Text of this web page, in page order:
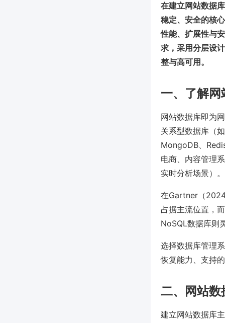
在建立网站数据
稳定、安全的核
性能、扩展性与
求，采用分层设
整与高可用。
一、了解
网站数据库即为
关系型数据库（
MongoDB、
电商、内容管理
实时分析场景）。
在Gartner（
占据主流位置，
NoSQL数据库则
选择数据库管理
恢复能力、支持
二、网站数
建立网站数据库